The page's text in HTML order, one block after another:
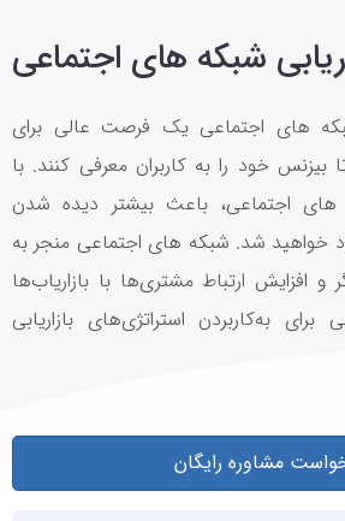
شبکه های اجتماعی
های اجتماعی یک فرصت عالی برای
خود را به کاربران معرفی کنند. با
اجتماعی، باعث بیشتر دیده شدن
شد. شبکه های اجتماعی منجر به
و افزایش ارتباط مشتری‌ها با بازاریاب‌ها
به‌کاربردن استراتژی‌های بازاریابی
مشاوره رایگان